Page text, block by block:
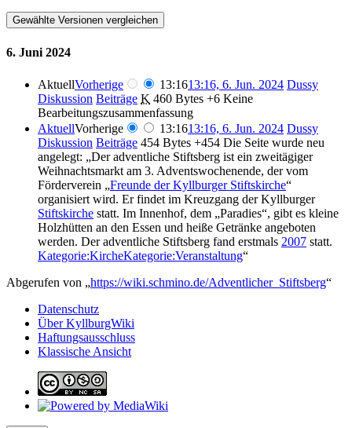
6. Juni 2024
AktuellVorherige 13:1613:16, 6. Jun. 2024 Dussy
Diskussion Beiträge K 460 Bytes +6 Keine
Bearbeitungszusammenfassung
AktuellVorherige 13:1613:16, 6. Jun. 2024 Dussy
Diskussion Beiträge 454 Bytes +454 Die Seite wurde neu
angelegt: „Der adventliche Stiftsberg ist ein zweitägiger
Weihnachtsmarkt am 3. Adventswochenende, der vom
Förderverein „Freunde der Kyllburger Stiftskirche“
organisiert wird. Er findet im Kreuzgang der Kyllburger
Stiftskirche statt. Im Innenhof, dem „Paradies“, gibt es kleine
Holzhütten an den Essen und heiße Getränke angeboten
werden. Der adventliche Stiftsberg fand erstmals 2007 statt.
Kategorie:KircheKategorie:Veranstaltung“
Abgerufen von „https://wiki.schmino.de/Adventlicher_Stiftsberg“
Datenschutz
Über KyllburgWiki
Haftungsausschluss
Klassische Ansicht